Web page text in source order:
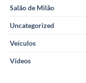
Salão de Milão
Uncategorized
Veículos
Vídeos